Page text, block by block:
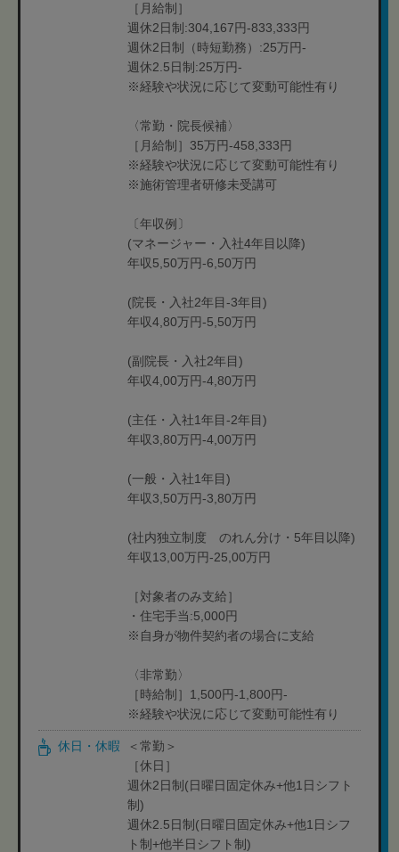
［月給制］
週休2日制:304,167円-833,333円
週休2日制（時短勤務）:25万円-
週休2.5日制:25万円-
※経験や状況に応じて変動可能性有り
〈常勤・院長候補〉
［月給制］35万円-458,333円
※経験や状況に応じて変動可能性有り
※施術管理者研修未受講可
〔年収例〕
(マネージャー・入社4年目以降)
年収5,50万円-6,50万円
(院長・入社2年目-3年目)
年収4,80万円-5,50万円
(副院長・入社2年目)
年収4,00万円-4,80万円
(主任・入社1年目-2年目)
年収3,80万円-4,00万円
(一般・入社1年目)
年収3,50万円-3,80万円
(社内独立制度 のれん分け・5年目以降)
年収13,00万円-25,00万円
［対象者のみ支給］
・住宅手当:5,000円
※自身が物件契約者の場合に支給
〈非常勤〉
［時給制］1,500円-1,800円-
※経験や状況に応じて変動可能性有り
休日・休暇
＜常勤＞
［休日］
週休2日制(日曜日固定休み+他1日シフト
制)
週休2.5日制(日曜日固定休み+他1日シフ
ト制+他半日シフト制)